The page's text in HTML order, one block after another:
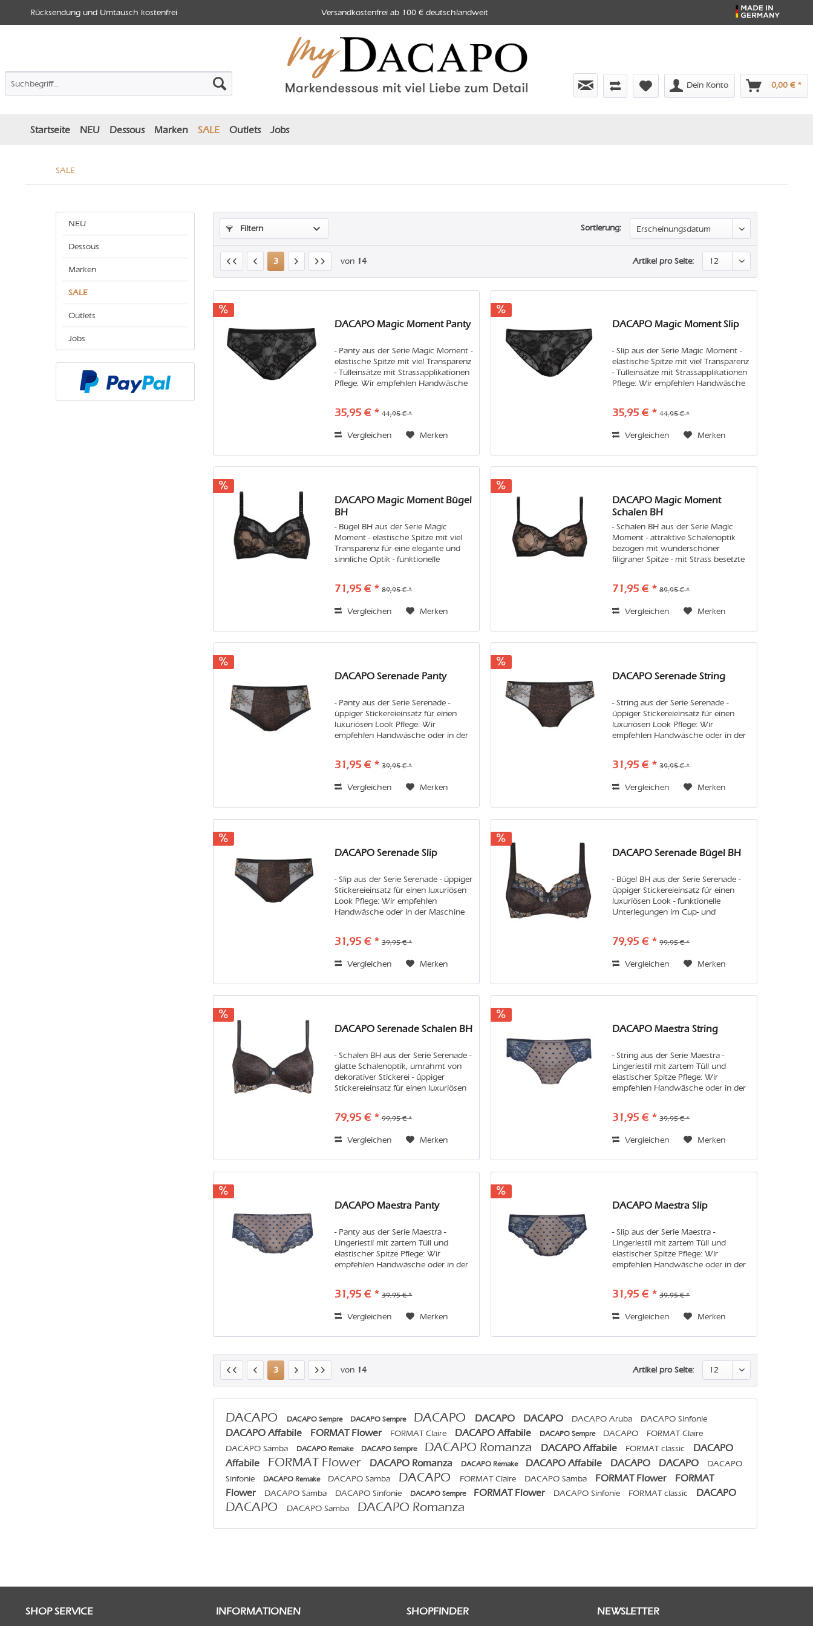
Rücksendung und Umtausch kostenfrei Versandkostenfrei ab 100 € deutschlandweit
Dein Konto 0,00 € *
Startseite NEU Dessous Marken SALE Outlets Jobs
SALE
NEU
Dessous
Marken
SALE
Outlets
Jobs
Filtern Sortierung:
3 von 14 Artikel pro Seite:
DACAPO Magic Moment Panty
- Panty aus der Serie Magic Moment -
elastische Spitze mit viel Transparenz
- Tülleinsätze mit Strassapplikationen
Pflege: Wir empfehlen Handwäsche
Vermeiden Sie bitte Weichspüler
35,95 € * 44,95 € *
Vergleichen Merken
DACAPO Magic Moment Slip
- Slip aus der Serie Magic Moment -
elastische Spitze mit viel Transparenz
- Tülleinsätze mit Strassapplikationen
Pflege: Wir empfehlen Handwäsche
Vermeiden Sie bitte Weichspüler
35,95 € * 44,95 € *
Vergleichen Merken
DACAPO Magic Moment Bügel
BH
- Bügel BH aus der Serie Magic
Moment - elastische Spitze mit viel
Transparenz für eine elegante und
sinnliche Optik - funktionelle
Träger und Schmuckelement an der
71,95 € * 89,95 € *
Vergleichen Merken
DACAPO Magic Moment
Schalen BH
- Schalen BH aus der Serie Magic
Moment - attraktive Schalenoptik
bezogen mit wunderschöner
filigraner Spitze - mit Strass besetzte
Handwäsche oder in der Maschine
71,95 € * 89,95 € *
Vergleichen Merken
DACAPO Serenade Panty
- Panty aus der Serie Serenade -
üppiger Stickereieinsatz für einen
luxuriösen Look Pflege: Wir
empfehlen Handwäsche oder in der
Weichspüler und Trockner, damit Sie
31,95 € * 39,95 € *
Vergleichen Merken
DACAPO Serenade String
- String aus der Serie Serenade -
üppiger Stickereieinsatz für einen
luxuriösen Look Pflege: Wir
empfehlen Handwäsche oder in der
Weichspüler und Trockner, damit Sie
31,95 € * 39,95 € *
Vergleichen Merken
DACAPO Serenade Slip
- Slip aus der Serie Serenade - üppiger
Stickereieinsatz für einen luxuriösen
Look Pflege: Wir empfehlen
Handwäsche oder in der Maschine
Trockner, damit Sie lange...
31,95 € * 39,95 € *
Vergleichen Merken
DACAPO Serenade Bügel BH
- Bügel BH aus der Serie Serenade -
üppiger Stickereieinsatz für einen
luxuriösen Look - funktionelle
Unterlegungen im Cup- und
Handwäsche oder in der Maschine
79,95 € * 99,95 € *
Vergleichen Merken
DACAPO Serenade Schalen BH
- Schalen BH aus der Serie Serenade -
glatte Schalenoptik, umrahmt von
dekorativer Stickerei - üppiger
Stickereieinsatz für einen luxuriösen
Wir empfehlen Handwäsche...
79,95 € * 99,95 € *
Vergleichen Merken
DACAPO Maestra String
- String aus der Serie Maestra -
Lingeriestil mit zartem Tüll und
elastischer Spitze Pflege: Wir
empfehlen Handwäsche oder in der
Weichspüler und Trockner, damit Sie
31,95 € * 39,95 € *
Vergleichen Merken
DACAPO Maestra Panty
- Panty aus der Serie Maestra -
Lingeriestil mit zartem Tüll und
elastischer Spitze Pflege: Wir
empfehlen Handwäsche oder in der
Weichspüler und Trockner, damit Sie
31,95 € * 39,95 € *
Vergleichen Merken
DACAPO Maestra Slip
- Slip aus der Serie Maestra -
Lingeriestil mit zartem Tüll und
elastischer Spitze Pflege: Wir
empfehlen Handwäsche oder in der
Weichspüler und Trockner, damit Sie
31,95 € * 39,95 € *
Vergleichen Merken
3 von 14 Artikel pro Seite:
DACAPO DACAPO Sempre DACAPO Sempre DACAPO DACAPO DACAPO DACAPO Aruba DACAPO Sinfonie
DACAPO Affabile FORMAT Flower FORMAT Claire DACAPO Affabile DACAPO Sempre DACAPO
FORMAT Claire
DACAPO Samba
DACAPO Remake DACAPO Sempre DACAPO Romanza DACAPO Affabile FORMAT classic
DACAPO
Affabile
FORMAT Flower DACAPO Romanza DACAPO Remake DACAPO Affabile DACAPO DACAPO
DACAPO
Sinfonie
DACAPO Remake DACAPO Samba DACAPO FORMAT Claire DACAPO Samba FORMAT Flower
FORMAT
Flower
DACAPO Samba DACAPO Sinfonie DACAPO Sempre FORMAT Flower DACAPO Sinfonie FORMAT classic DACAPO
DACAPO DACAPO Samba DACAPO Romanza
SHOP SERVICE INFORMATIONEN SHOPFINDER NEWSLETTER